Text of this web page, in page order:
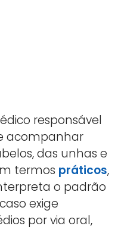
responsável
acompanhar
das unhas e
termos práticos,
o padrão
exige
por via oral,